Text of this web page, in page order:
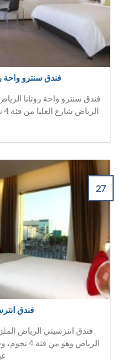
فندق سنترو واحة
فندق سنترو واحة روتانا
فندق
فندق انترسيتي الرياض
الرياض
27